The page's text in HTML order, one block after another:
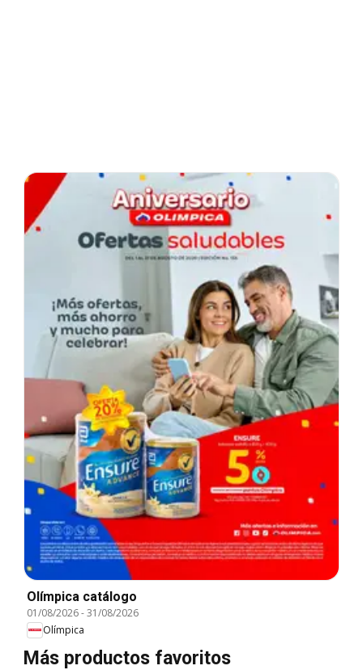
Olímpica catálogo
01/08/2026-31/08/2026
Olímpica
Más productos favoritos